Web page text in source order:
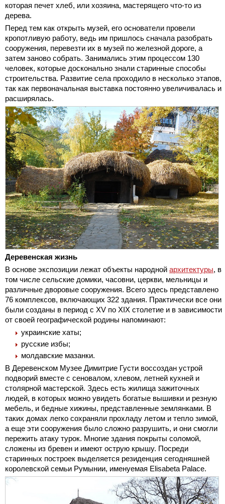
которая печет хлеб, или хозяина, мастерящего что-то из
дерева.
Перед тем как открыть музей, его основатели провели
кропотливую работу, ведь им пришлось сначала разобрать
сооружения, перевезти их в музей по железной дороге, а
затем заново собрать. Занимались этим процессом 130
человек, которые досконально знали старинные способы
строительства. Развитие села проходило в несколько этапов,
так как первоначальная выставка постоянно увеличивалась и
расширялась.
Деревенская жизнь
В основе экспозиции лежат объекты народной архитектуры, в
том числе сельские домики, часовни, церкви, мельницы и
различные дворовые сооружения. Всего здесь представлено
76 комплексов, включающих 322 здания. Практически все они
были созданы в период с XV по XIX столетие и в зависимости
от своей географической родины напоминают:
украинские хаты;
русские избы;
молдавские мазанки.
В Деревенском Музее Димитрие Густи воссоздан устрой
подворий вместе с сеновалом, хлевом, летней кухней и
столярной мастерской. Здесь есть жилища зажиточных
людей, в которых можно увидеть богатые вышивки и резную
мебель, и бедные хижины, представленные землянками. В
таких домах легко сохраняли прохладу летом и тепло зимой,
а еще эти сооружения было сложно разрушить, и они смогли
пережить атаку турок. Многие здания покрыты соломой,
сложены из бревен и имеют острую крышу. Посреди
старинных построек выделяется резиденция сегодняшней
королевской семьи Румынии, именуемая Elisabeta Palace.